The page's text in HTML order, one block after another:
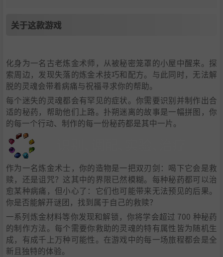
关于这款游戏
化身为一名古老炼金术师，从被秘密笼罩的小屋中醒来。探
索周边，发现失落的炼金术技巧和配方。与此同时，无法解
脱的灵魂会带着病痛与祝福寻求你的帮助。
每个迷失的灵魂都会有罕见的症状。你需要识别并制作出合
适的秘药，帮助他们上路。扑朔迷离的故事是一幅拼图，你
的每一个行动、制作的每一份秘药都是其中一片。
作为一名炼金术士，你的造物是一把双刃剑：喝下它会是救
赎，还是诅咒？这其中的界限已然模糊。每种秘药都可以治
愈某种病痛，但小心了：它们也可能带来无法预见的后果。
你是否能解开谜团，找到属于自己的救赎？
一系列炼金材料等你发现和解锁，你将学会超过 700 种秘药
的制作方法。每个需要你救助的灵魂的特有属性皆为随机生
成，有成千上万种可能性。在游戏中的每一场旅程都会是全
新且独特的体验。